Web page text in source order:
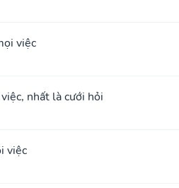
việc
nhất là cưới hỏi
việc